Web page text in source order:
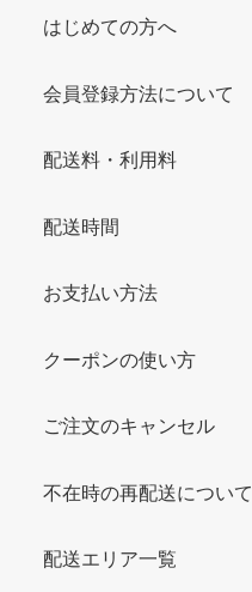
はじめての方へ
会員登録方法について
配送料・利用料
配送時間
お支払い方法
クーポンの使い方
ご注文のキャンセル
不在時の再配送について
配送エリア一覧